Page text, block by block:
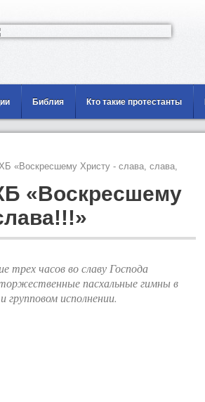
Библия Кто такие протестанты
«Воскресшему Христу - слава, слава,
«Воскресшему
трех часов во славу Господа
пасхальные гимны в
групповом исполнении.